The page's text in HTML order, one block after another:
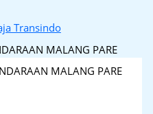
Transindo
MALANG PARE
MALANG PARE